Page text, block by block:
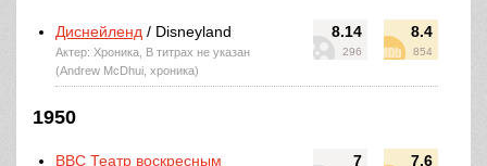
8.14
296
8.4
854
Диснейленд / Disneyland
Актер: Хроника, В титрах не указан
(Andrew McDhui, хроника)
1950
7 7.6
BBC Театр воскресным